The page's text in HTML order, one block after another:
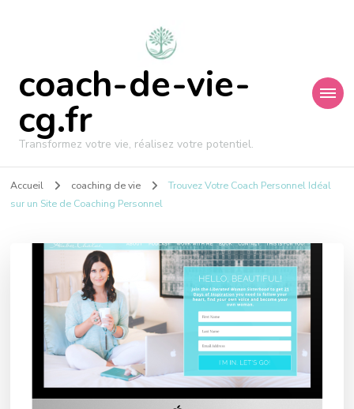
coach-de-vie-
cg.fr
Transformez votre vie, réalisez votre potentiel.
Accueil coaching de vie
Trouvez Votre Coach Personnel Idéal
sur un Site de Coaching Personnel